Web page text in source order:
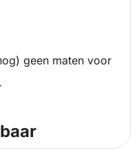
geen maten voor